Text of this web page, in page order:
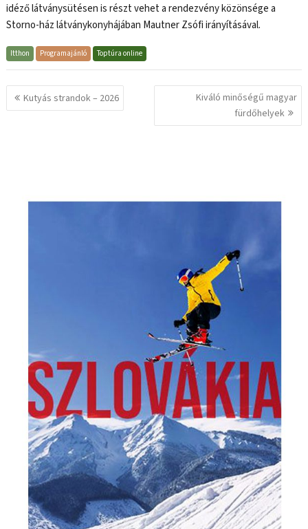
idéző látványsütésen is részt vehet a rendezvény közönsége a
Storno-ház látványkonyhájában Mautner Zsófi irányításával.
Itthon Programajánló Toptúra online
Bejegyzés
navigáció
Kutyás strandok – 2026
Kiváló minőségű magyar
fürdőhelyek